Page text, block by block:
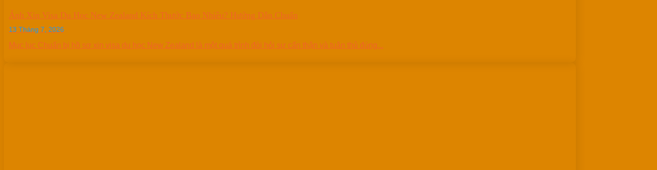
Ảnh Xin Visa Du Học New Zealand Kích Thước Bao Nhiêu? Hướng Dẫn Chuẩn
13 Tháng 7, 2026
Mục lục Chuẩn bị hồ sơ xin visa du học New Zealand là một quá trình đòi hỏi sự cẩn thận và tuân thủ đúng...